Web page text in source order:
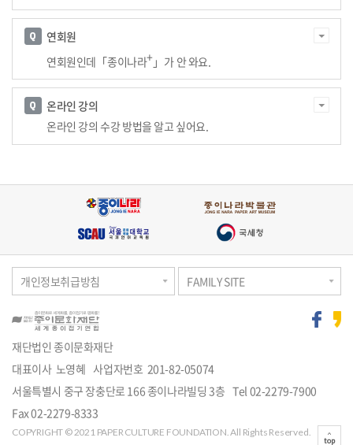
연회원
연회원인데 「종이나라+ 」 가 안 와요
온라인 강의
온라인 강의 수강 방법을 알고 싶어요.
개인정보취급방침 FAMILY SITE
재단법인 종이문화재단
대표이사 노영혜 사업자번호 201-82-05074
주
소
서울특별시 중구 장충단로 166 종이나라빌딩 3층 Tel 02-2279-7900
Fax 02-2279-8333
COPYRIGHT © 2021 PAPER CULTURE FOUNDATION. All Rights Reserved.
top